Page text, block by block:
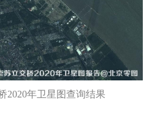
2020年卫星图查询结果